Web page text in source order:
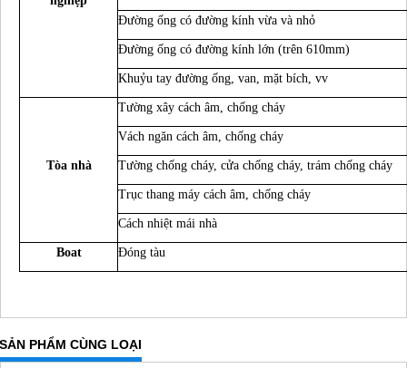
Đường ống có đường kính vừa và nhỏ
Đường ống có đường kính lớn (trên 610mm)
Khuỷu tay đường ống, van, mặt bích, vv
Tòa nhà
Tường xây cách âm, chống cháy
Vách ngăn cách âm, chống cháy
Tường chống cháy, cửa chống cháy, trám chống cháy
Trục thang máy cách âm, chống cháy
Cách nhiệt mái nhà
Boat Đóng tàu
SẢN PHẨM CÙNG LOẠI